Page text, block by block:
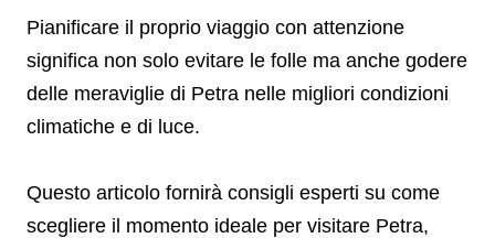
Pianificare il proprio viaggio con attenzione
significa non solo evitare le folle ma anche godere
delle meraviglie di Petra nelle migliori condizioni
climatiche e di luce.
Questo articolo fornirà consigli esperti su come
scegliere il momento ideale per visitare Petra,